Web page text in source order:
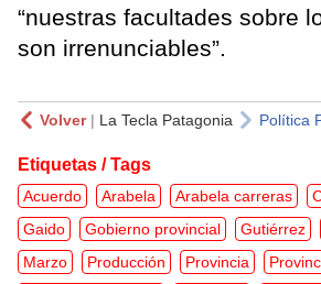
“nuestras facultades sobre
son irrenunciables”.
Volver| La Tecla Patagonia Política
Etiquetas / Tags
Acuerdo Arabela Arabela carreras
Gaido
Gobierno provincial Gutiérrez
Marzo
Producción Provincia